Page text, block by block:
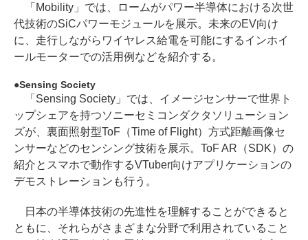
「Mobility」では、ロームがパワー半導体における次世
代技術のSiCパワーモジュールを展示。未来のEV向け
に、走行しながらワイヤレス給電を可能にするインホイ
ールモーターでの活用例などを紹介する。
Sensing Society
「Sensing Society」では、イメージセンサーで世界ト
ップシェアを持つソニーセミコンダクタソリューション
ズが、裏面照射型ToF（Time of Flight）方式距離画像セ
ンサーなどのセンシング技術を展示。ToF AR（SDK）の
紹介とスマホで動作するVTuber向けアプリケーションの
デモストレーションも行う。
日本の半導体技術の先進性を理解することができると
ともに、それらがさまざまな分野で利用されていること